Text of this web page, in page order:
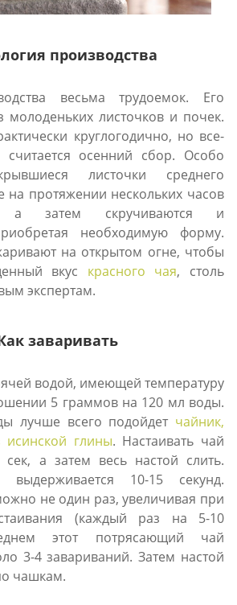
производства
весьма трудоемок. Его
молоденьких листочков и почек.
круглогодично, но все-
осенний сбор. Особо
листочки среднего
на протяжении нескольких часов
а затем скручиваются и
необходимую форму.
на открытом огне, чтобы
вкус красного чая, столь
экспертам.
заваривать
водой, имеющей температуру
5 граммов на 120 мл воды.
лучше всего подойдет чайник,
глины. Настаивать чай
а затем весь настой слить.
выдерживается 10-15 секунд.
не один раз, увеличивая при
(каждый раз на 5-10
этот потрясающий чай
3-4 завариваний. Затем настой
чашкам.